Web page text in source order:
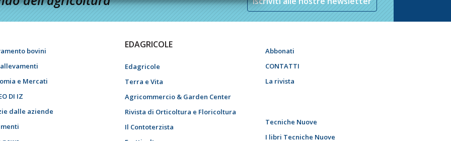
bovini
e Mercati
DI IZ
dalle aziende
EDAGRICOLE
Edagricole
Terra e Vita
Agricommercio & Garden Center
Rivista di Orticoltura e Floricoltura
Il Contoterzista
Abbonati
CONTATTI
La rivista
Tecniche Nuove
I libri Tecniche Nuove